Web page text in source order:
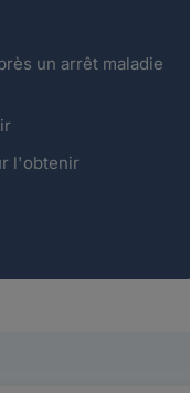
un arrêt maladie
l'obtenir